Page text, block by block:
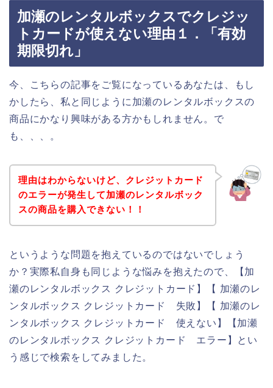
加瀬のレンタルボックスでクレジッ
トカードが使えない理由１．「有効
期限切れ」
今、こちらの記事をご覧になっているあなたは、もし
かしたら、私と同じように加瀬のレンタルボックスの
商品にかなり興味がある方かもしれません。で
も、、、。
理由はわからないけど、クレジットカード
のエラーが発生して加瀬のレンタルボック
スの商品を購入できない！！
というような問題を抱えているのではないでしょう
か？実際私自身も同じような悩みを抱えたので、【加
瀬のレンタルボックス クレジットカード】【 加瀬のレ
ンタルボックス クレジットカード 失敗】【 加瀬のレ
ンタルボックス クレジットカード 使えない】【加瀬
のレンタルボックス クレジットカード エラー】とい
う感じで検索をしてみました。